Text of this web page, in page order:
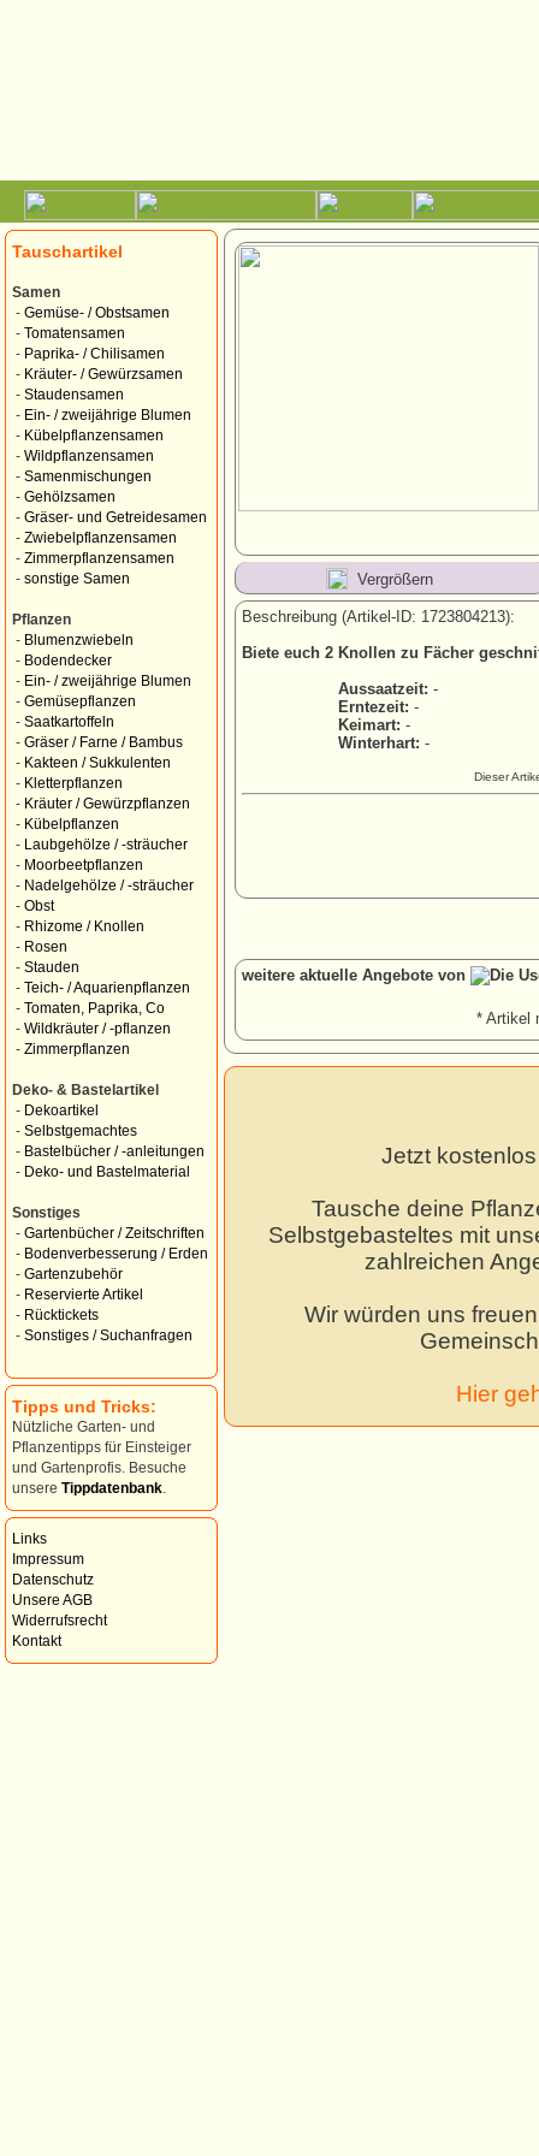
Tauschartikel
Samen
- Gemüse- / Obstsamen
- Tomatensamen
- Paprika- / Chilisamen
- Kräuter- / Gewürzsamen
- Staudensamen
- Ein- / zweijährige Blumen
- Kübelpflanzensamen
- Wildpflanzensamen
- Samenmischungen
- Gehölzsamen
- Gräser- und Getreidesamen
- Zwiebelpflanzensamen
- Zimmerpflanzensamen
- sonstige Samen
Pflanzen
- Blumenzwiebeln
- Bodendecker
- Ein- / zweijährige Blumen
- Gemüsepflanzen
- Saatkartoffeln
- Gräser / Farne / Bambus
- Kakteen / Sukkulenten
- Kletterpflanzen
- Kräuter / Gewürzpflanzen
- Kübelpflanzen
-
Laubgehölze / -sträucher
- Moorbeetpflanzen
- Nadelgehölze / -sträucher
- Obst
- Rhizome / Knollen
- Rosen
- Stauden
- Teich- / Aquarienpflanzen
- Tomaten, Paprika, Co
- Wildkräuter / -pflanzen
- Zimmerpflanzen
Deko- & Bastelartikel
- Dekoartikel
- Selbstgemachtes
- Bastelbücher / -anleitungen
- Deko- und Bastelmaterial
Sonstiges
- Gartenbücher / Zeitschriften
- Bodenverbesserung / Erden
- Gartenzubehör
- Reservierte Artikel
- Rücktickets
- Sonstiges / Suchanfragen
Tipps und Tricks:
Nützliche Garten- und
Pflanzentipps für Einsteiger
und Gartenprofis. Besuche
unsere Tippdatenbank
Links
Impressum
Datenschutz
Unsere AGB
Widerrufsrecht
Kontakt
Vergrößern
Beschreibung (Artikel-ID: 1723804213):
Biete euch 2 Knollen zu Fächer
Aussaatzeit: -
Erntezeit: -
Keimart: -
Winterhart: -
Dieser
weitere aktuelle Angebote von
* Artikel
Jetzt
Tausche deine
Selbstgebasteltes mit
zahlreichen
Wir würden uns
Hier